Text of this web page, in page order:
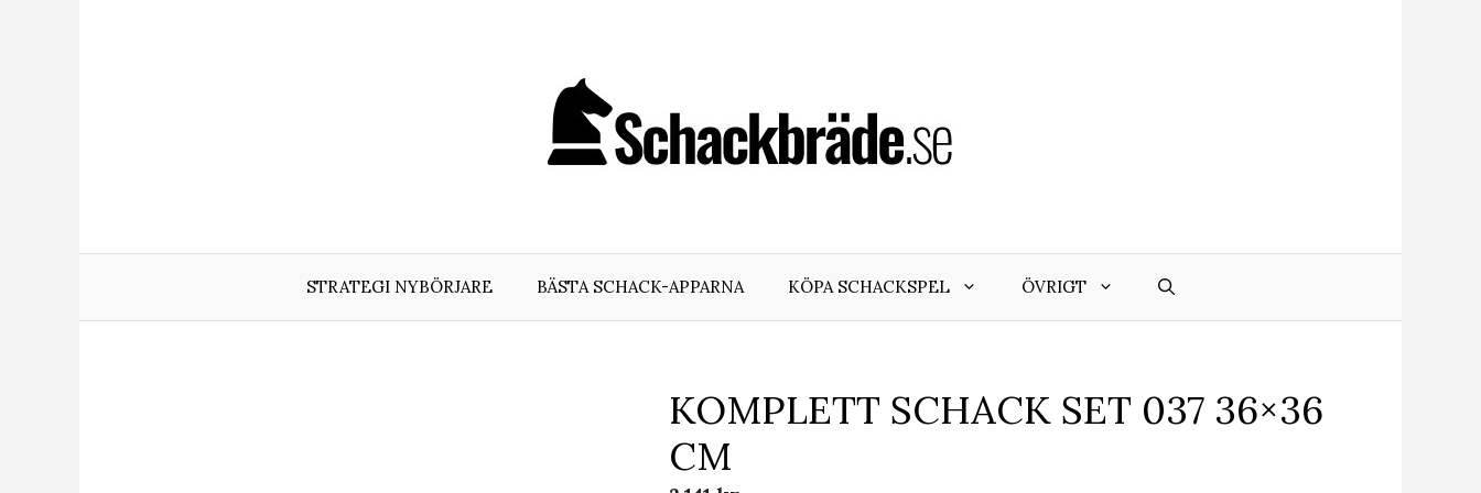
STRATEGI NYBÖRJARE BÄSTA SCHACK-APPARNA KÖPA SCHACKSPEL ÖVRIGT
KOMPLETT SCHACK SET 037 36×36
CM